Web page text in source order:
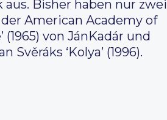
Bisher haben nur zwei
American Academy of
von JánKadár und
‘Kolya’ (1996).